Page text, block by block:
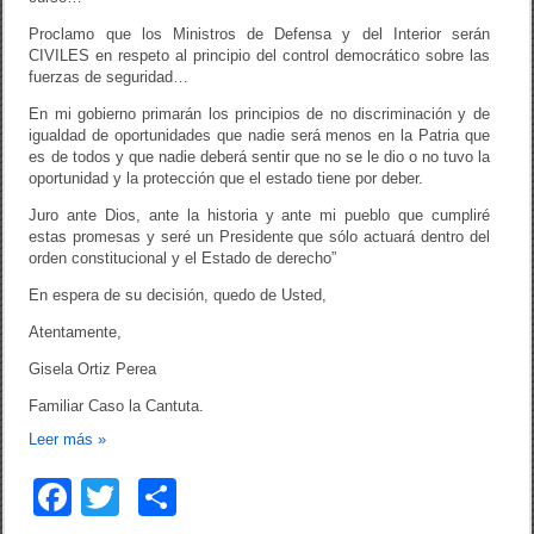
Proclamo que los Ministros de Defensa y del Interior serán
CIVILES en respeto al principio del control democrático sobre las
fuerzas de seguridad…
En mi gobierno primarán los principios de no discriminación y de
igualdad de oportunidades que nadie será menos en la Patria que
es de todos y que nadie deberá sentir que no se le dio o no tuvo la
oportunidad y la protección que el estado tiene por deber.
Juro ante Dios, ante la historia y ante mi pueblo que cumpliré
estas promesas y seré un Presidente que sólo actuará dentro del
orden constitucional y el Estado de derecho”
En espera de su decisión, quedo de Usted,
Atentamente,
Gisela Ortiz Perea
Familiar Caso la Cantuta.
Leer más»
F
T